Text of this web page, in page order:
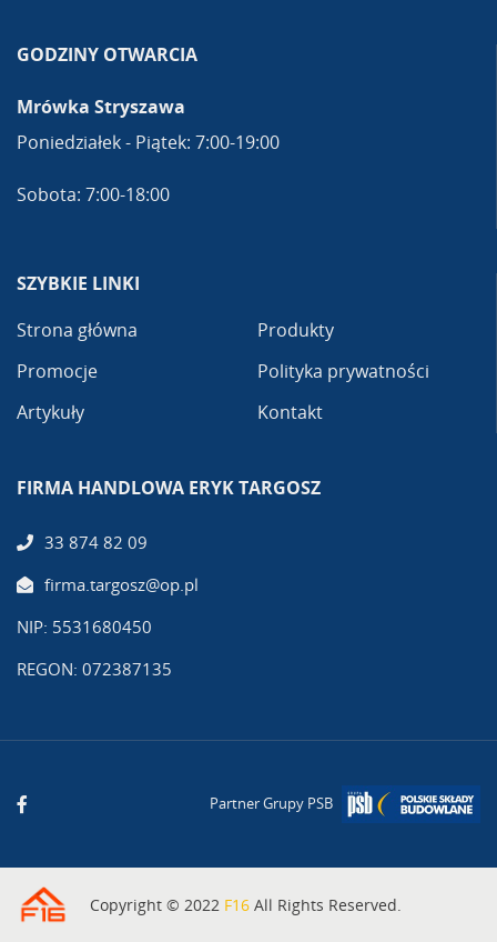
GODZINY OTWARCIA
Mrówka Stryszawa
Poniedziałek - Piątek: 7:00-19:00
Sobota: 7:00-18:00
SZYBKIE LINKI
Strona główna
Promocje
Artykuły
Produkty
Polityka prywatności
Kontakt
FIRMA HANDLOWA ERYK TARGOSZ
33 874 82 09
firma.targosz@op.pl
NIP: 5531680450
REGON: 072387135
Partner Grupy PSB
Copyright © 2022 F16 All Rights Reserved.